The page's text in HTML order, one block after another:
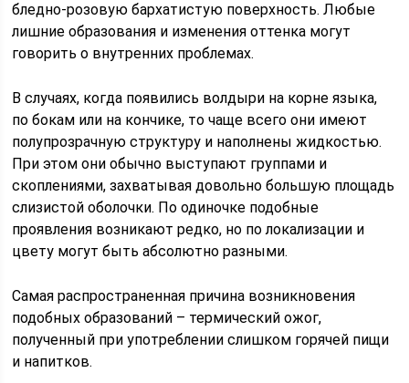
бледно-розовую бархатистую поверхность. Любые
лишние образования и изменения оттенка могут
говорить о внутренних проблемах.
В случаях, когда появились волдыри на корне языка,
по бокам или на кончике, то чаще всего они имеют
полупрозрачную структуру и наполнены жидкостью.
При этом они обычно выступают группами и
скоплениями, захватывая довольно большую площадь
слизистой оболочки. По одиночке подобные
проявления возникают редко, но по локализации и
цвету могут быть абсолютно разными.
Самая распространенная причина возникновения
подобных образований – термический ожог,
полученный при употреблении слишком горячей пищи
и напитков.